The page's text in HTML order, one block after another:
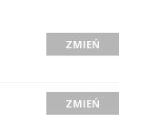
ZMIEŃ
ZMIEŃ